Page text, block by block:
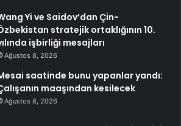
Yi ve Saidov’dan Çin-
stratejik ortaklığının 10.
işbirliği mesajları
Ağustos 8, 2026
saatinde bunu yapanlar yandı:
maaşından kesilecek
Ağustos 8, 2026